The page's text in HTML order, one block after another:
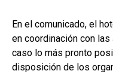
En el comunicado, el
en coordinación con
caso lo más pronto
disposición de los